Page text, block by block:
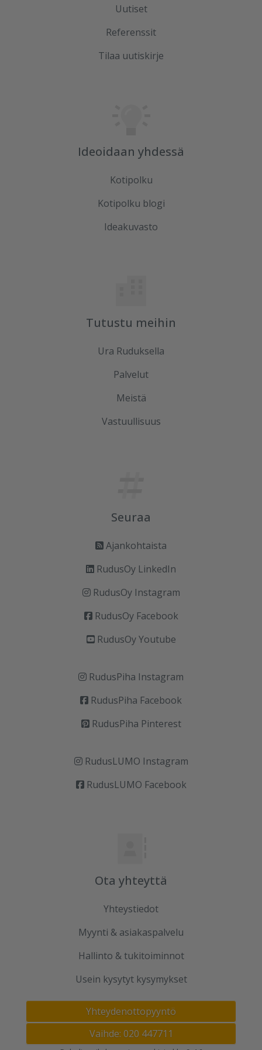
Uutiset
Referenssit
Tilaa uutiskirje
Ideoidaan yhdessä
Kotipolku
Kotipolku blogi
Ideakuvasto
Tutustu meihin
Ura Ruduksella
Palvelut
Meistä
Vastuullisuus
Seuraa
Ajankohtaista
RudusOy LinkedIn
RudusOy Instagram
RudusOy Facebook
RudusOy Youtube
RudusPiha Instagram
RudusPiha Facebook
RudusPiha Pinterest
RudusLUMO Instagram
RudusLUMO Facebook
Ota yhteyttä
Yhteystiedot
Myynti & asiakaspalvelu
Hallinto & tukitoiminnot
Usein kysytyt kysymykset
Yhteydenottopyyntö
Vaihde: 020 447711